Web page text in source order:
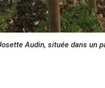
Audin, située dans un